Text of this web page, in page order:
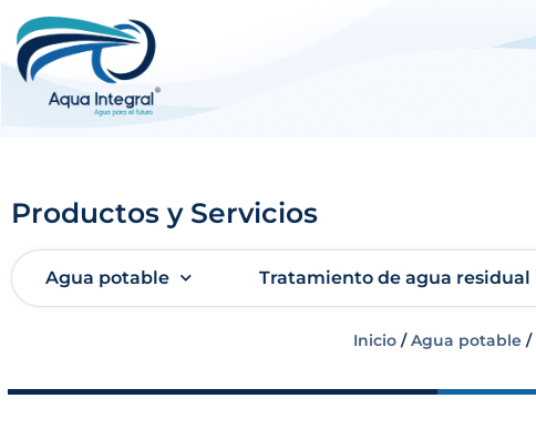
Productos y Servicios
Agua potable Tratamiento de agua residual
Inicio /Agua potable /